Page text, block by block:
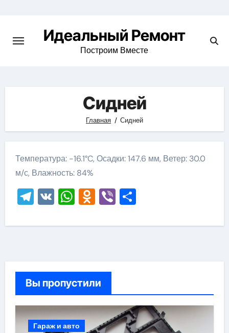
content
Идеальный Ремонт
Построим Вместе
Сидней
Главная Сидней
Температура: -16.1°C, Осадки: 147.6 мм, Ветер: 30.0
м/с, Влажность: 84%
Telegram
VKWhatsApp
Odnoklassniki
ViberОтправить
Вы пропустили
Гараж и авто